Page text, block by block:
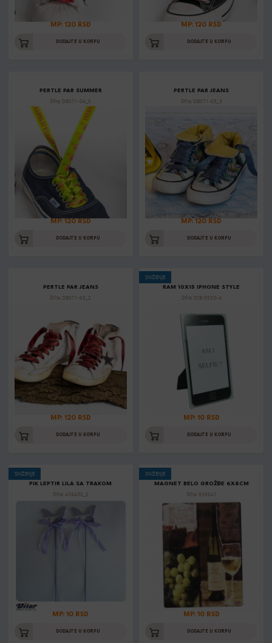
MP: 120 RSD
DODAJTE U KORPU
MP: 120 RSD
DODAJTE U KORPU
PERTLE PAR SUMMER
Šifra: DB071-04_5
MP: 120 RSD
DODAJTE U KORPU
PERTLE PAR JEANS
Šifra: DB071-03_3
MP: 120 RSD
DODAJTE U KORPU
PERTLE PAR JEANS
Šifra: DB071-03_2
MP: 120 RSD
DODAJTE U KORPU
SNIŽENJE
RAM 10X15 IPHONE STYLE
Šifra: SCB-553D-4
MP: 10 RSD
DODAJTE U KORPU
SNIŽENJE
PIK LEPTIR LILA SA TRAKOM
Šifra: 439430_2
MP: 10 RSD
DODAJTE U KORPU
SNIŽENJE
MAGNET BELO GROŽĐE 6X8CM
Šifra: 639647
MP: 10 RSD
DODAJTE U KORPU